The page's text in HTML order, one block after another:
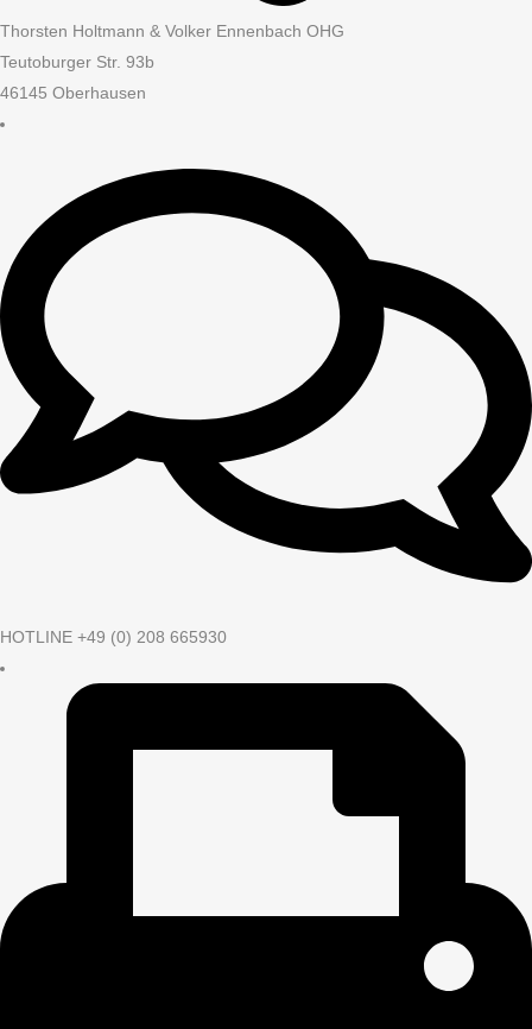
Thorsten Holtmann & Volker Ennenbach OHG
Teutoburger Str. 93b
46145 Oberhausen
HOTLINE +49 (0) 208 665930